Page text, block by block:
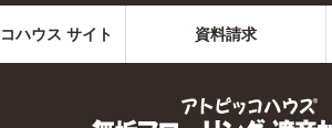
ハウス サイト 資料請求